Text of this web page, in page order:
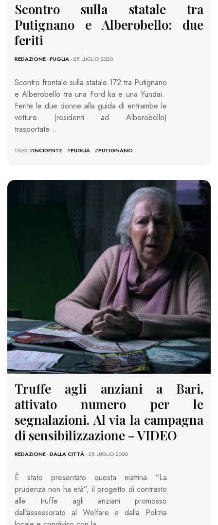
Scontro sulla statale tra
Putignano e Alberobello: due
feriti
REDAZIONE-PUGLIA- 28 LUGLIO 2020
Scontro frontale sulla statale 172 tra Putignano
e Alberobello tra una Ford ka e una Yundai.
Ferite le due donne alla guida di entrambe le
vetture (residenti ad Alberobello)
trasportate…
TAGS: #INCIDENTE #PUGLIA #PUTIGNANO
Truffe agli anziani a Bari,
attivato numero per le
segnalazioni. Al via la campagna
di sensibilizzazione – VIDEO
REDAZIONE-DALLA CITTÀ- 28 LUGLIO 2020
È stato presentato questa mattina “La
prudenza non ha età”, il progetto di contrasto
alle truffe agli anziani promosso
dall’assessorato al Welfare e dalla Polizia